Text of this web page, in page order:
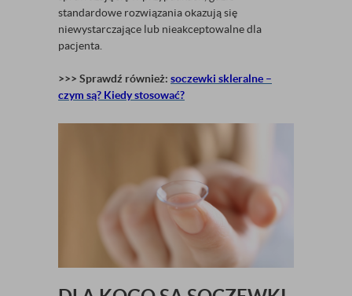
standardowe rozwiązania okazują się
niewystarczające lub nieakceptowalne dla
pacjenta.
>>> Sprawdź również: soczewki skleralne –
czym są? Kiedy stosować?